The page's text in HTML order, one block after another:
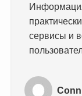
сервисы и